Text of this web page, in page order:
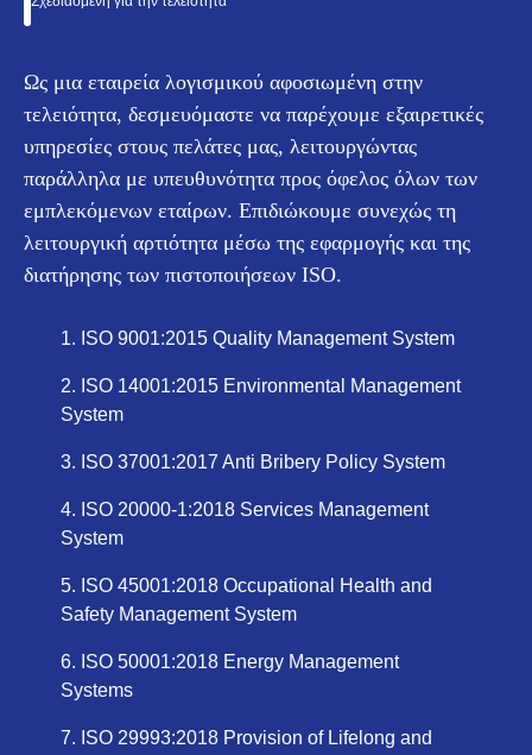
Ως μια εταιρεία λογισμικού αφοσιωμένη στην
τελειότητα, δεσμευόμαστε να παρέχουμε εξαιρετικές
υπηρεσίες στους πελάτες μας, λειτουργώντας
παράλληλα με υπευθυνότητα προς όφελος όλων των
εμπλεκόμενων εταίρων. Επιδιώκουμε συνεχώς τη
λειτουργική αρτιότητα μέσω της εφαρμογής και της
διατήρησης των πιστοποιήσεων ISO.
ISO 9001:2015 Quality Management System
ISO 14001:2015 Environmental Management
System
ISO 37001:2017 Anti Bribery Policy System
ISO 20000-1:2018 Services Management
System
ISO 45001:2018 Occupational Health and
Safety Management System
ISO 50001:2018 Energy Management
Systems
ISO 29993:2018 Provision of Lifelong and